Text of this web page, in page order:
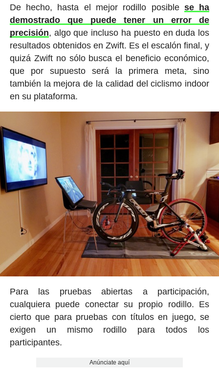
De hecho, hasta el mejor rodillo posible se ha
demostrado que puede tener un error de
precisión, algo que incluso ha puesto en duda los
resultados obtenidos en Zwift. Es el escalón final, y
quizá Zwift no sólo busca el beneficio económico,
que por supuesto será la primera meta, sino
también la mejora de la calidad del ciclismo indoor
en su plataforma.
Para las pruebas abiertas a participación,
cualquiera puede conectar su propio rodillo. Es
cierto que para pruebas con títulos en juego, se
exigen un mismo rodillo para todos los
participantes.
Anúnciate aquí